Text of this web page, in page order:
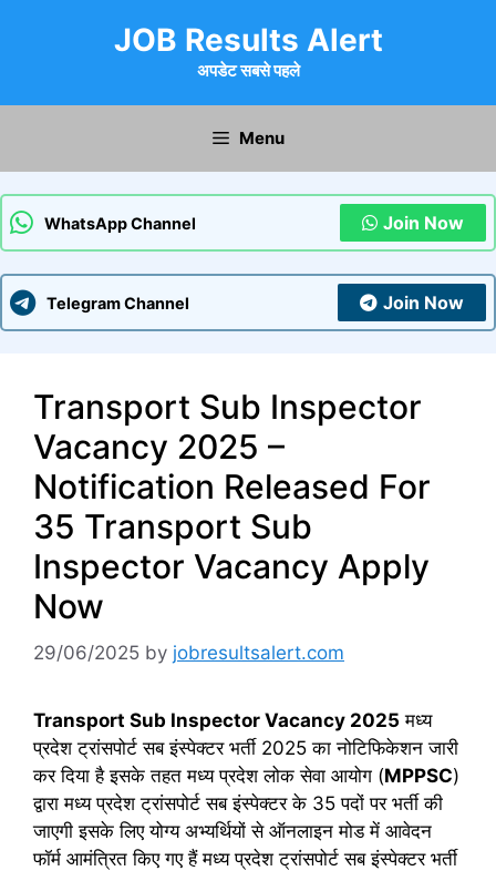
JOB Results Alert
अपडेट सबसे पहले
Menu
WhatsApp Channel Join Now
Telegram Channel Join Now
Transport Sub Inspector
Vacancy 2025 –
Notification Released For
35 Transport Sub
Inspector Vacancy Apply
Now
29/06/2025 by jobresultsalert.com
Transport Sub Inspector Vacancy 2025 मध्य
प्रदेश ट्रांसपोर्ट सब इंस्पेक्टर भर्ती 2025 का नोटिफिकेशन जारी
कर दिया है इसके तहत मध्य प्रदेश लोक सेवा आयोग (MPPSC)
द्वारा मध्य प्रदेश ट्रांसपोर्ट सब इंस्पेक्टर के 35 पदों पर भर्ती की
जाएगी इसके लिए योग्य अभ्यर्थियों से ऑनलाइन मोड में आवेदन
फॉर्म आमंत्रित किए गए हैं मध्य प्रदेश ट्रांसपोर्ट सब इंस्पेक्टर भर्ती